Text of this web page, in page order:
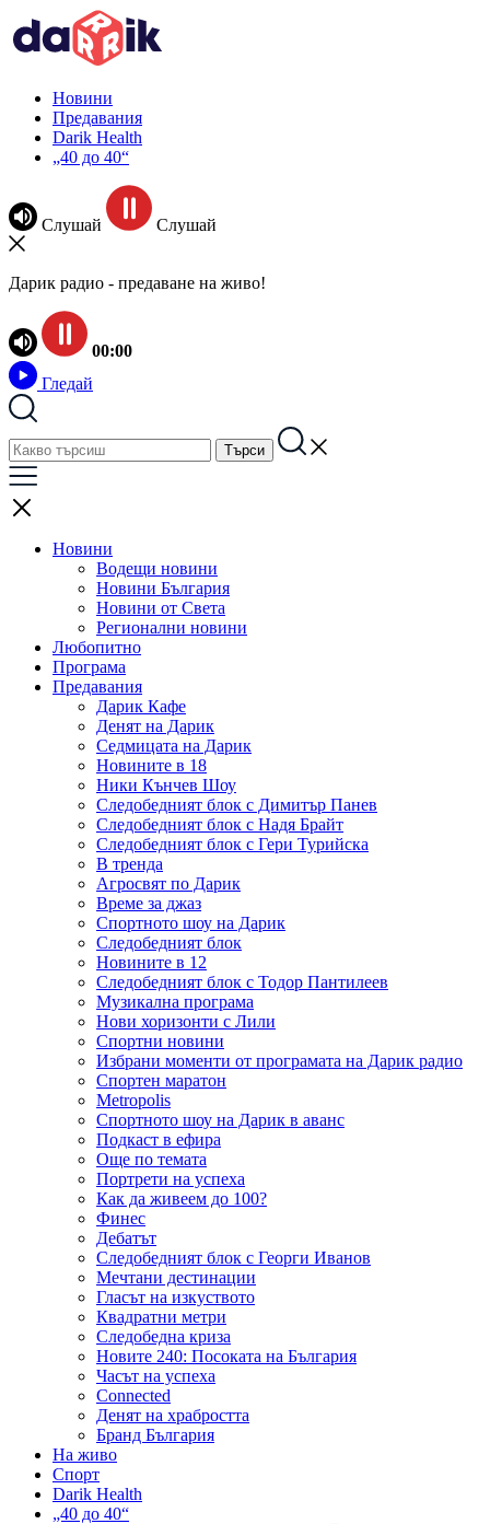
Новини
Предавания
Darik Health
„40 до 40“
Слушай Слушай
Дарик радио - предаване на живо!
00:00
Гледай
Новини
Водещи новини
Новини България
Новини от Света
Регионални новини
Любопитно
Програма
Предавания
Дарик Кафе
Денят на Дарик
Седмицата на Дарик
Новините в 18
Ники Кънчев Шоу
Следобедният блок с Димитър Панев
Следобедният блок с Надя Брайт
Следобедният блок с Гери Турийска
В тренда
Агросвят по Дарик
Време за джаз
Спортното шоу на Дарик
Следобедният блок
Новините в 12
Следобедният блок с Тодор Пантилеев
Музикална програма
Нови хоризонти с Лили
Спортни новини
Избрани моменти от програмата на Дарик радио
Спортен маратон
Metropolis
Спортното шоу на Дарик в аванс
Подкаст в ефира
Още по темата
Портрети на успеха
Как да живеем до 100?
Финес
Дебатът
Следобедният блок с Георги Иванов
Мечтани дестинации
Гласът на изкуството
Квадратни метри
Следобедна криза
Новите 240: Посоката на България
Часът на успеха
Connected
Денят на храбростта
Бранд България
На живо
Спорт
Darik Health
„40 до 40“